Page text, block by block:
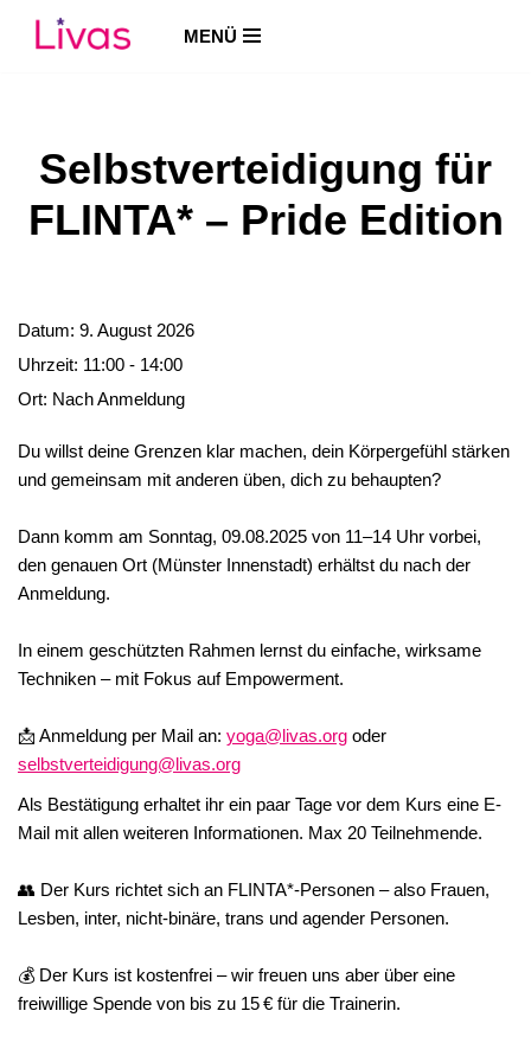
MENÜ
Selbstverteidigung für
FLINTA* – Pride Edition
Datum: 9. August 2026
Uhrzeit: 11:00 - 14:00
Ort: Nach Anmeldung
Du willst deine Grenzen klar machen, dein Körpergefühl stärken
und gemeinsam mit anderen üben, dich zu behaupten?
Dann komm am Sonntag, 09.08.2025 von 11–14 Uhr vorbei,
den genauen Ort (Münster Innenstadt) erhältst du nach der
Anmeldung.
In einem geschützten Rahmen lernst du einfache, wirksame
Techniken – mit Fokus auf Empowerment.
📩 Anmeldung per Mail an: yoga@livas.org oder
selbstverteidigung@livas.org
Als Bestätigung erhaltet ihr ein paar Tage vor dem Kurs eine E-
Mail mit allen weiteren Informationen. Max 20 Teilnehmende.
👥 Der Kurs richtet sich an FLINTA*-Personen – also Frauen,
Lesben, inter, nicht-binäre, trans und agender Personen.
💰 Der Kurs ist kostenfrei – wir freuen uns aber über eine
freiwillige Spende von bis zu 15 € für die Trainerin.